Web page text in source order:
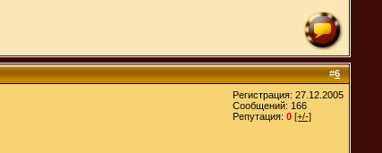
#6
Регистрация: 27.12.2005
Сообщений: 166
Репутация: 0 [+/-]